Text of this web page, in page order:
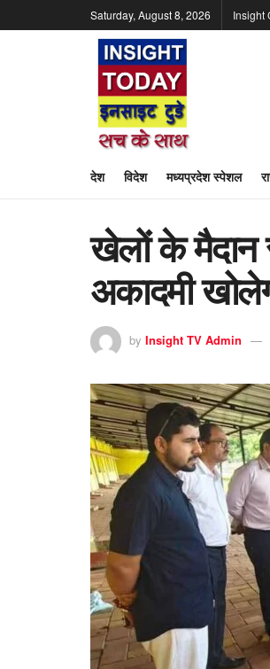
Saturday, August 8, 2026 Insight
देश विदेश मध्यप्रदेश स्पेशल
खेलों के मैदान
अकादमी
by Insight TV Admin